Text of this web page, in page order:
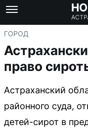
ГОРОД
право
Астраханский
районного суда,
детей-сирот в